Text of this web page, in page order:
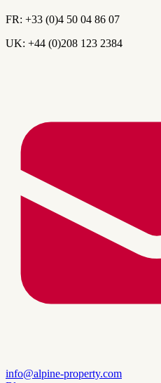
FR: +33 (0)4 50 04 86 07
UK: +44 (0)208 123 2384
info@alpine-property.com